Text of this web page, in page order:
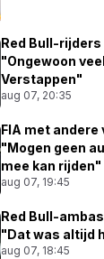
Red Bull-
"Ongewoon
Verstappen"
aug 07, 20:35
FIA met andere
"Mogen geen
mee kan rijden"
aug 07, 19:45
Red Bull-
"Dat was altijd
aug 07, 18:45